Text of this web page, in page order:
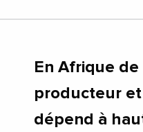
En Afrique
producteur
dépend à